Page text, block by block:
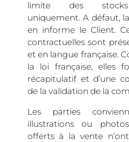
limite des stocks
uniquement. A défaut,
en informe le Client.
contractuelles sont
et en langue française.
la loi française, elles
récapitulatif et d’une
de la validation de la
Les parties
illustrations ou
offerts à la vente